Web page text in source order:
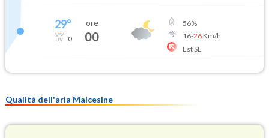
29°
0
ore
00
56%
16-26Km/h
Est SE
Qualità dell'aria Malcesine